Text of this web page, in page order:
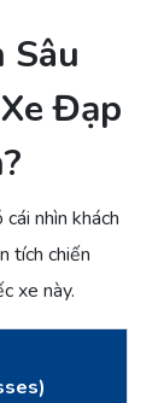
Sâu
Đạp
cái nhìn khách
tích chiến
xe này.